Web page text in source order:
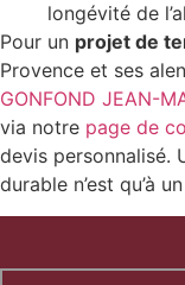
longévité de
Pour un projet de
Provence et ses
GONFOND JEAN-
via notre page de
devis personnalisé.
durable n’est qu’à